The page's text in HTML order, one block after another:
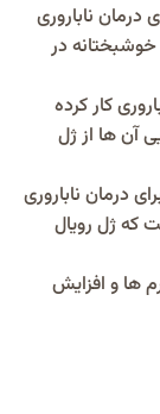
ناباروری
در
کار کرده
آن ها از ژل
درمان ناباروری
که ژل رویال
ها و افزایش